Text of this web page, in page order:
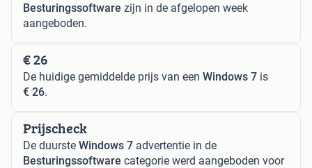
Besturingssoftware zijn in de afgelopen week
aangeboden.
€ 26
De huidige gemiddelde prijs van een Windows 7 is
€ 26.
Prijscheck
De duurste Windows 7 advertentie in de
Besturingssoftware categorie werd aangeboden voor